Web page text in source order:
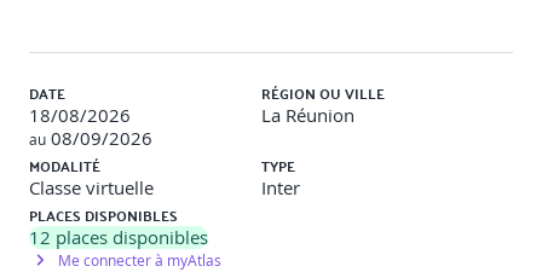
DATE
18/08/2026
au 08/09/2026
RÉGION OU VILLE
La Réunion
MODALITÉ
Classe virtuelle
TYPE
Inter
PLACES DISPONIBLES
12 places disponibles
Me connecter à myAtlas